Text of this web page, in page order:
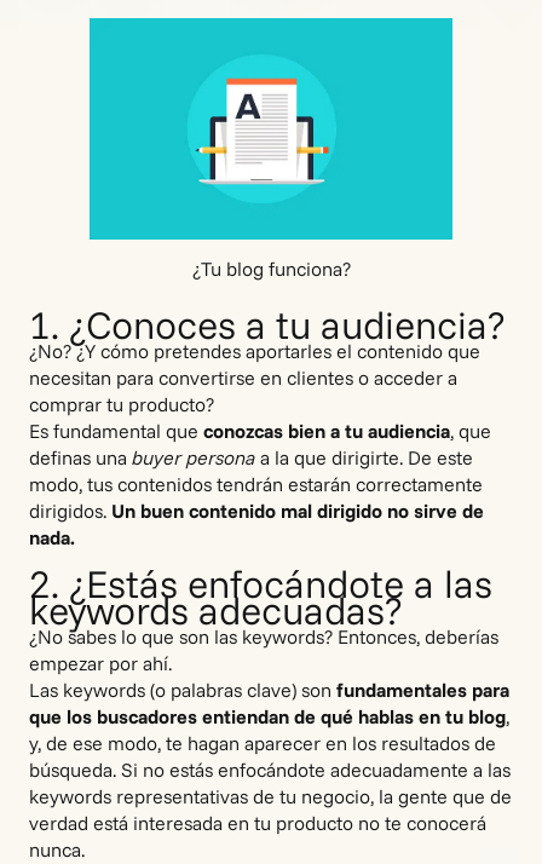
¿Tu blog funciona?
1. ¿Conoces a tu audiencia?
¿No? ¿Y cómo pretendes aportarles el contenido que
necesitan para convertirse en clientes o acceder a
comprar tu producto?
Es fundamental que conozcas bien a tu audiencia, que
definas una buyer persona a la que dirigirte. De este
modo, tus contenidos tendrán estarán correctamente
dirigidos. Un buen contenido mal dirigido no sirve de
nada.
2. ¿Estás enfocándote a las
keywords adecuadas?
¿No sabes lo que son las keywords? Entonces, deberías
empezar por ahí.
Las keywords (o palabras clave) son fundamentales para
que los buscadores entiendan de qué hablas en tu blog,
y, de ese modo, te hagan aparecer en los resultados de
búsqueda. Si no estás enfocándote adecuadamente a las
keywords representativas de tu negocio, la gente que de
verdad está interesada en tu producto no te conocerá
nunca.